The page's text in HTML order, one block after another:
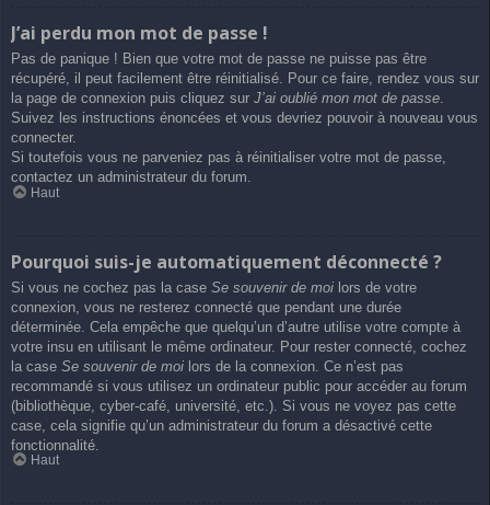
J’ai perdu mon mot de passe !
Pas de panique ! Bien que votre mot de passe ne puisse pas être
récupéré, il peut facilement être réinitialisé. Pour ce faire, rendez vous sur
la page de connexion puis cliquez sur J’ai oublié mon mot de passe.
Suivez les instructions énoncées et vous devriez pouvoir à nouveau vous
connecter.
Si toutefois vous ne parveniez pas à réinitialiser votre mot de passe,
contactez un administrateur du forum.
Haut
Pourquoi suis-je automatiquement déconnecté ?
Si vous ne cochez pas la case Se souvenir de moi lors de votre
connexion, vous ne resterez connecté que pendant une durée
déterminée. Cela empêche que quelqu’un d’autre utilise votre compte à
votre insu en utilisant le même ordinateur. Pour rester connecté, cochez
la case Se souvenir de moi lors de la connexion. Ce n’est pas
recommandé si vous utilisez un ordinateur public pour accéder au forum
(bibliothèque, cyber-café, université, etc.). Si vous ne voyez pas cette
case, cela signifie qu’un administrateur du forum a désactivé cette
fonctionnalité.
Haut